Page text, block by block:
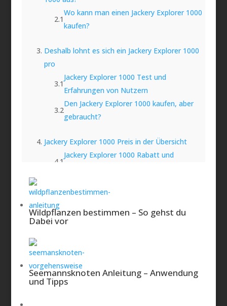
Wo kann man einen Jackery Explorer 1000
kaufen?
Deshalb lohnt es sich ein Jackery Explorer 1000
pro
Jackery Explorer 1000 Test und
Erfahrungen von Nutzern
Den Jackery Explorer 1000 kaufen, aber
gebraucht?
Jackery Explorer 1000 Preis in der Übersicht
Jackery Explorer 1000 Rabatt und
Jackery Explorer 1000 kaufen mit Solarpanel –
Die Zukunft der Energieversorgung?
Ein Solarmodul bietet beim Jackery
Das sind die Vorteile eines Jackery Explorer
1000 Set
Jackery Explorer 1000 technische Daten
Wildpflanzen bestimmen – So gehst du
Dabei vor
Seemannsknoten Anleitung – Anwendung
und Tipps